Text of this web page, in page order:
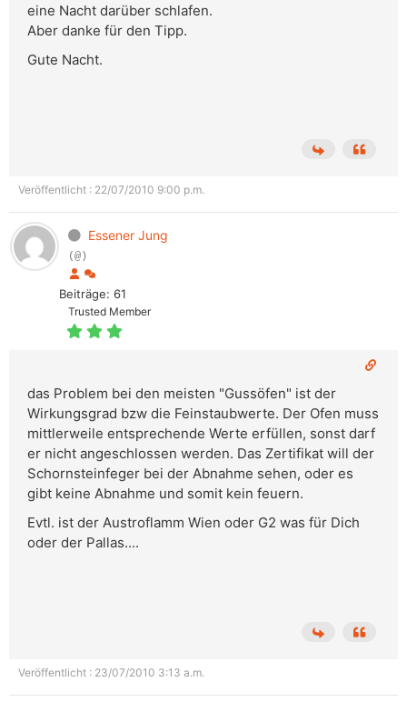
eine Nacht darüber schlafen.
Aber danke für den Tipp.
Gute Nacht.
Veröffentlicht : 22/07/2010 9:00 p.m.
Essener Jung
(@)
Beiträge: 61
Trusted Member
das Problem bei den meisten "Gussöfen" ist der
Wirkungsgrad bzw die Feinstaubwerte. Der Ofen muss
mittlerweile entsprechende Werte erfüllen, sonst darf
er nicht angeschlossen werden. Das Zertifikat will der
Schornsteinfeger bei der Abnahme sehen, oder es
gibt keine Abnahme und somit kein feuern.
Evtl. ist der Austroflamm Wien oder G2 was für Dich
oder der Pallas....
Veröffentlicht : 23/07/2010 3:13 a.m.